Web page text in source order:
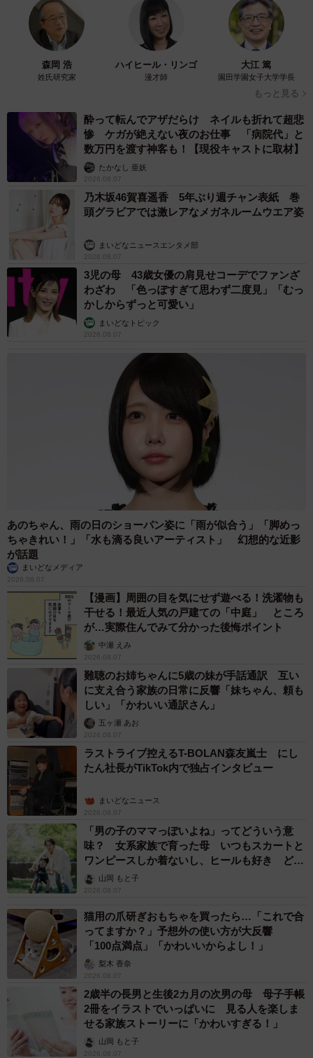
森岡 浩
姓氏研究家
ハイヒール・リンゴ
漫才師
大江 篤
園田学園女子大学学長
もっと見る
酔って転んでアザだらけ ネイルも折れて超悲
惨 ケガが絶えない夜のお仕事 「病院代」と
数万円を渡す神客も！【現役キャストに取材】
たかなし 亜妖
2026.08.07
乃木坂46賀喜遥香 5年ぶり週チャン表紙 巻
頭グラビアでは激レアなメガネルームウエア姿
まいどなニュースエンタメ部
2026.08.07
3児の母 43歳女優の肩見せコーデでファンざ
わざわ 「色っぽすぎて思わず二度見」「むっ
かしからずっと可愛い」
まいどなトピック
2026.08.07
あのちゃん、雨の日のショーパン姿に「雨が似合う」「脚めっ
ちゃきれい！」「水も滴る良いアーティスト」 幻想的な近影
が話題
まいどなメディア
2026.08.07
【漫画】周囲の目を気にせず遊べる！洗濯物も
干せる！最近人気の戸建ての「中庭」 ところ
が…実際住んでみて分かった後悔ポイント
中瀬 えみ
2026.08.07
難聴のお姉ちゃんに5歳の妹が手話通訳 互い
に支え合う家族の日常に反響「妹ちゃん、頼も
しい」「かわいい通訳さん」
五ヶ瀬 あお
2026.08.07
ラストライブ控えるT-BOLAN森友嵐士 にし
たん社長がTikTok内で独占インタビュー
まいどなニュース
2026.08.07
「男の子のママっぽいよね」ってどういう意
味？ 女系家族で育った母 いつもスカートと
ワンピースしか着ないし、ヒールも好き どの
へんが…
山岡 もと子
2026.08.07
猫用の爪研ぎおもちゃを買ったら…「これで合
ってますか？」予想外の使い方が大反響
「100点満点」「かわいいからよし！」
梨木 香奈
2026.08.07
2歳半の長男と生後2カ月の次男の母 母子手帳
2冊をイラストでいっぱいに 見る人を楽しま
せる家族ストーリーに「かわいすぎる！」
山岡 もと子
2026.08.07